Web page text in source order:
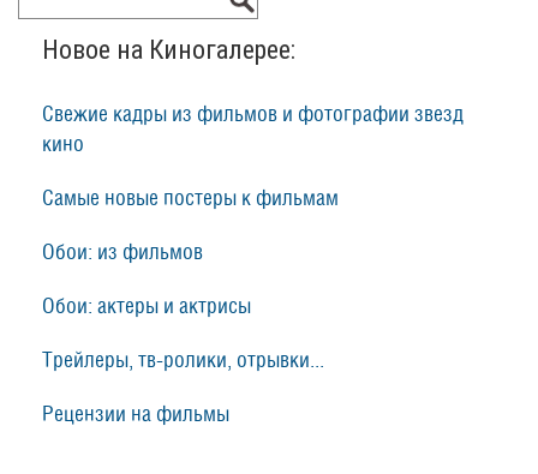
Новое на Киногалерее:
Свежие кадры из фильмов и фотографии звезд
кино
Самые новые постеры к фильмам
Обои: из фильмов
Обои: актеры и актрисы
Трейлеры, тв-ролики, отрывки...
Рецензии на фильмы